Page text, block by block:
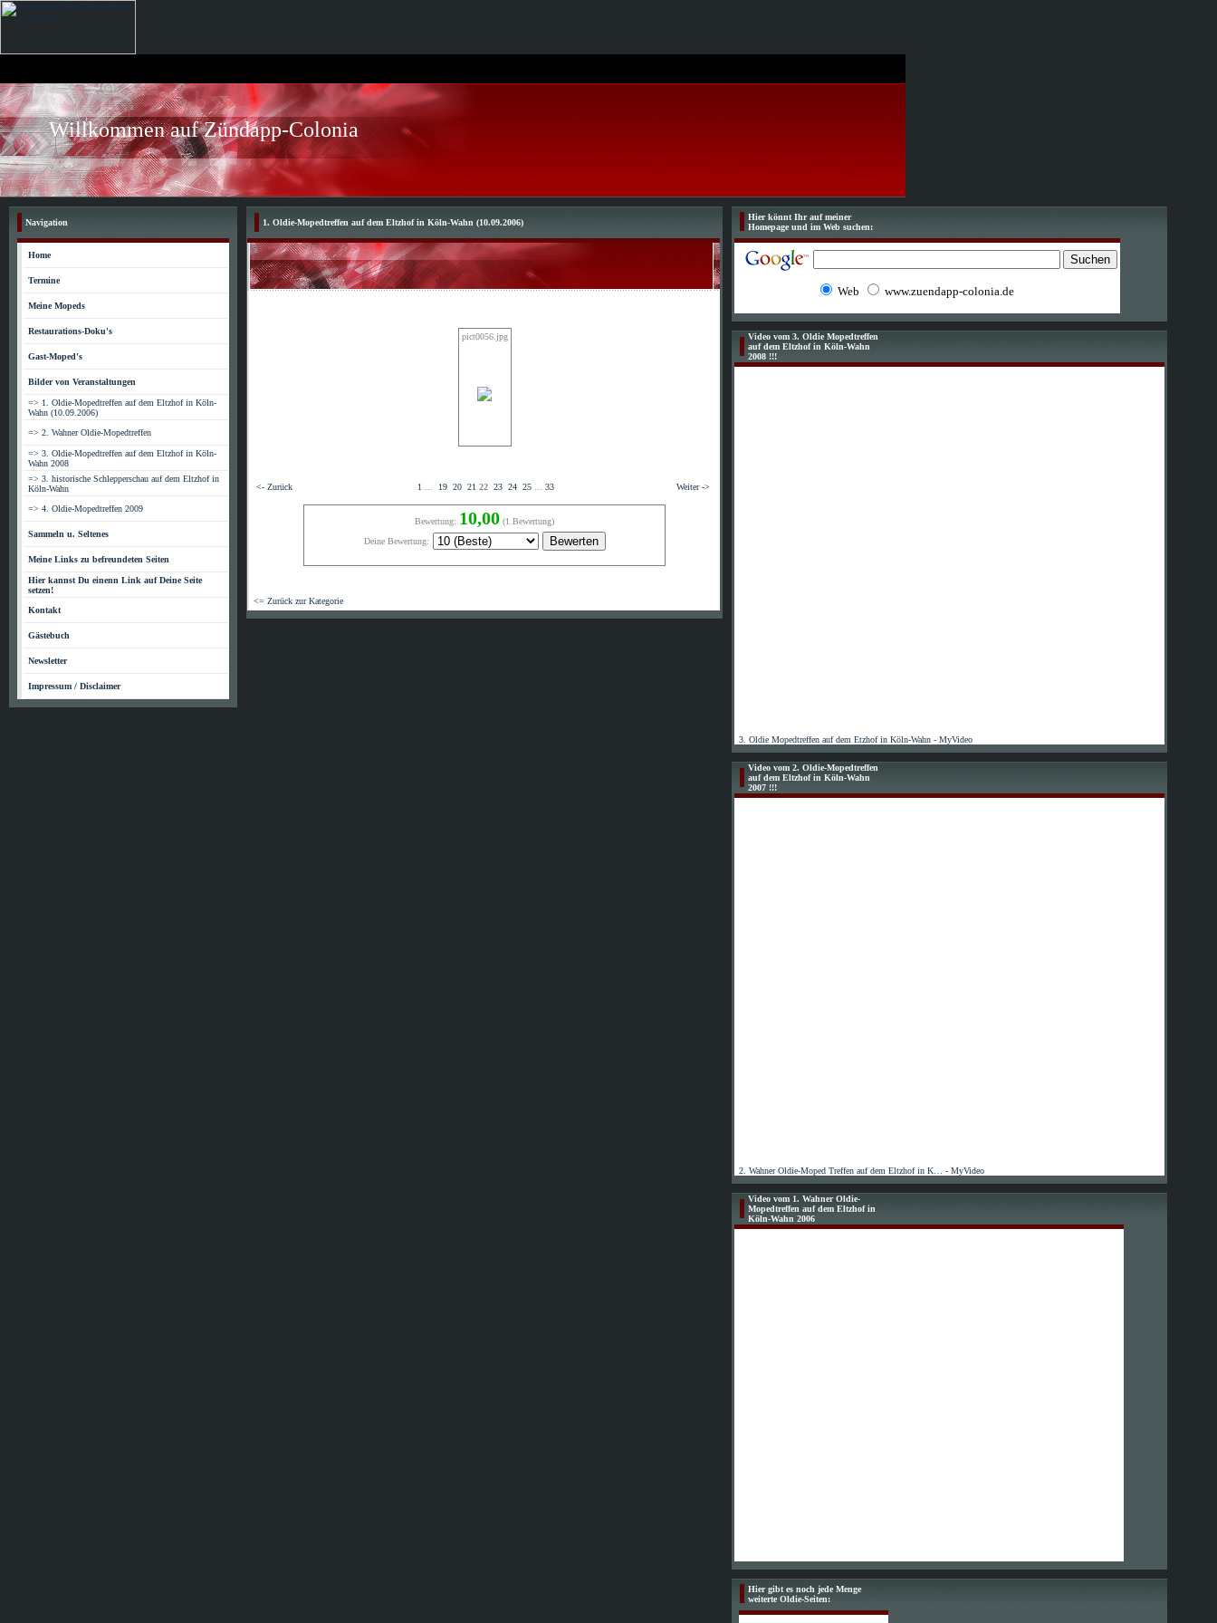
Willkommen auf Zündapp-Colonia
Navigation
Home
Termine
Meine Mopeds
Restaurations-Doku's
Gast-Moped's
Bilder von Veranstaltungen
=> 1. Oldie-Mopedtreffen auf dem Eltzhof in Köln-
Wahn (10.09.2006)
=> 2. Wahner Oldie-Mopedtreffen
=> 3. Oldie-Mopedtreffen auf dem Eltzhof in Köln-
Wahn 2008
=> 3. historische Schlepperschau auf dem Eltzhof in
Köln-Wahn
=> 4. Oldie-Mopedtreffen 2009
Sammeln u. Seltenes
Meine Links zu befreundeten Seiten
Hier kannst Du einenn Link auf Deine Seite
setzen!
Kontakt
Gästebuch
Newsletter
Impressum / Disclaimer
1. Oldie-Mopedtreffen auf dem Eltzhof in Köln-Wahn (10.09.2006)
pict0056.jpg
<- Zurück 1 19 20 21 22 23 24 25... 33 Weiter ->
Bewertung: 10,00 (1 Bewertung)
Deine Bewertung:
<= Zurück zur Kategorie
Hier könnt Ihr auf meiner
Homepage und im Web suchen:
Web www.zuendapp-colonia.de
Video vom 3. Oldie Mopedtreffen
auf dem Eltzhof in Köln-Wahn
2008 !!!
3. Oldie Mopedtreffen auf dem Etzhof in Köln-Wahn - MyVideo
Video vom 2. Oldie-Mopedtreffen
auf dem Eltzhof in Köln-Wahn
2007 !!!
2. Wahner Oldie-Moped Treffen auf dem Eltzhof in K… - MyVideo
Video vom 1. Wahner Oldie-
Mopedtreffen auf dem Eltzhof in
Köln-Wahn 2006
Hier gibt es noch jede Menge
weiterte Oldie-Seiten: